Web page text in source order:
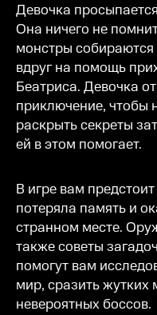
Девочка
Она ничего не
монстры собираются
вдруг на помощь
Беатриса. Девочка
приключение, чтобы
раскрыть секреты
ей в этом помогает.
В игре вам
потеряла память и
странном месте.
также советы
помогут вам
мир, сразить жутких
невероятных боссов.